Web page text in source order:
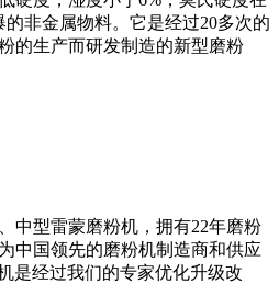
非金属物料。它是经过20多次的
的生产而研发制造的新型磨粉
中型雷蒙磨粉机，拥有22年磨粉
中国领先的磨粉机制造商和供应
是经过我们的专家优化升级改